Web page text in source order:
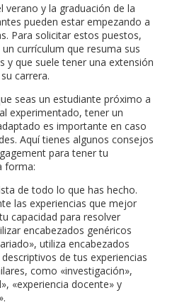
verano y la graduación de la
pueden estar empezando a
Para solicitar estos puestos,
currículum que resuma sus
y que suele tener una extensión
carrera.
seas un estudiante próximo a
experimentado, tener un
es importante en caso
Aquí tienes algunos consejos
para tener tu
forma:
de todo lo que has hecho.
las experiencias que mejor
capacidad para resolver
encabezados genéricos
utiliza encabezados
de tus experiencias
como «investigación»,
«experiencia docente» y